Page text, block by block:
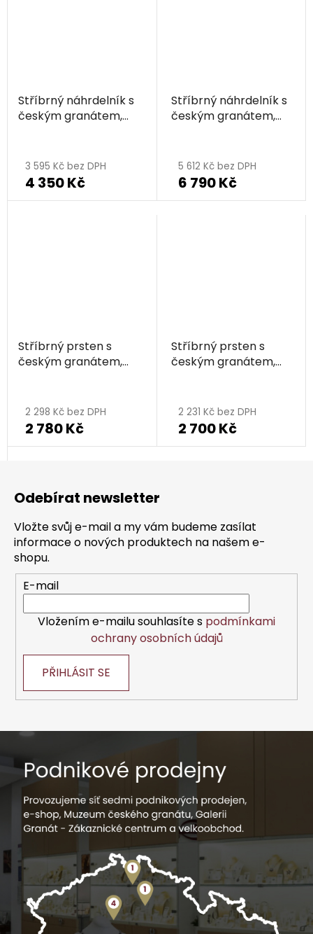
Stříbrný náhrdelník s
českým granátem,
3 595 Kč bez DPH
4 350 Kč
Stříbrný náhrdelník s
českým granátem,
5 612 Kč bez DPH
6 790 Kč
Stříbrný prsten s
českým granátem,
2 298 Kč bez DPH
2 780 Kč
Stříbrný prsten s
českým granátem,
2 231 Kč bez DPH
2 700 Kč
Odebírat newsletter
Vložte svůj e-mail a my vám budeme zasílat
informace o nových produktech na našem e-
shopu.
E-mail
Vložením e-mailu souhlasíte s podmínkami
ochrany osobních údajů
PŘIHLÁSIT SE